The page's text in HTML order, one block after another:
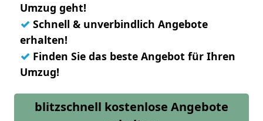
Umzug geht!
✓ Schnell & unverbindlich Angebote
erhalten!
✓ Finden Sie das beste Angebot für Ihren
Umzug!
blitzschnell kostenlose Angebote